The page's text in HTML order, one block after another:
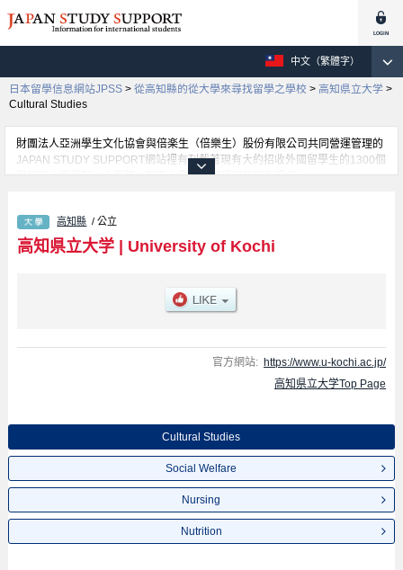
中文（繁體字）
日本留學信息網站JPSS > 從高知縣的從大學來尋找留學之學校 > 高知県立大学 >
Cultural Studies
財團法人亞洲學生文化協會與倍楽生（倍樂生）股份有限公司共同營運管理的
JAPAN STUDY SUPPORT網站裡有刊載著現有大約招收外國留學生的1300個
學校的大學學部、大學院、短期大學、專門學校的招生訊息。
及招收名額、合格人數等考試資訊、設施介紹、聯絡方式等對外國留學生是必
要之訊息都刊載於此，請務必查閱及利用此網站。
高知縣 / 公立
高知県立大学| University of Kochi
官方網站: https://www.u-kochi.ac.jp/
高知県立大学Top Page
Cultural Studies
Social Welfare
Nursing
Nutrition